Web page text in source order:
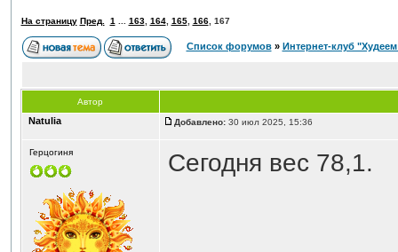
На страницу Пред. 1 163, 164, 165, 166, 167
Список форумов» Интернет-клуб
Автор
Natulia Добавлено:30 июл 2025, 15:36
Герцогиня Сегодня вес 78,1.